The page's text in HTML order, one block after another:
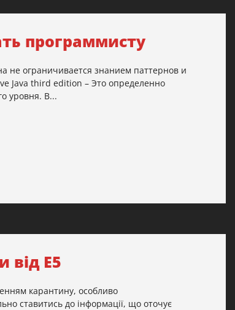
программисту
не ограничивается знанием паттернов и
Java third edition – Это определенно
уровня. В...
від Е5
карантину, особливо
ставитись до інформації, що оточує